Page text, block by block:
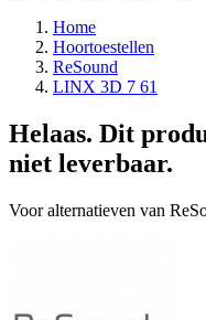
Home
Hoortoestellen
ReSound
LINX 3D 7 61
Helaas. Dit
niet leverbaar.
Voor alternatieven van